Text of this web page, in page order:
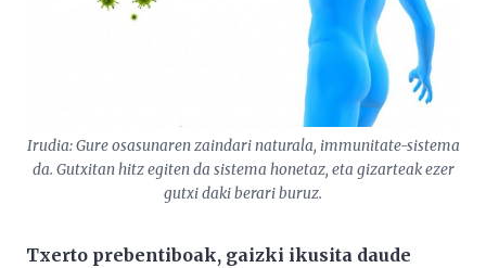
Irudia: Gure osasunaren zaindari naturala, immunitate-sistema
da. Gutxitan hitz egiten da sistema honetaz, eta gizarteak ezer
gutxi daki berari buruz.
Txerto prebentiboak, gaizki ikusita daude